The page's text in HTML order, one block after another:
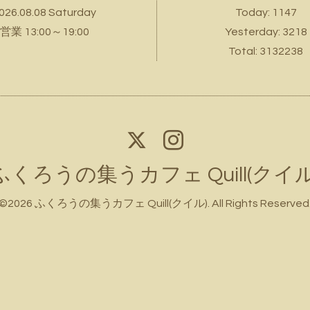
Saturday
営業 13:00～19:00
Today: 1147
Yesterday: 3218
Total: 3132238
くろうの集うカフェ Quill(クイ
ふくろうの集うカフェ Quill(クイル) . All Rights